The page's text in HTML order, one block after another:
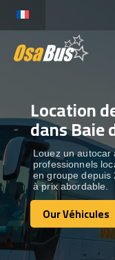
content
LOCATION DE
DESTINATIONS
OUR VÉHICULES
CONTACTEZ-
CONTACTEZ-
Location
dans Baie
Louez un autocar
professionnels
en groupe depuis
à prix abordable.
Our Véhicules
Our Véhicules